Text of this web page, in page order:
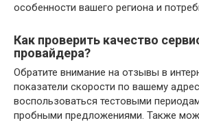
особенности вашего региона и
Как проверить качество
провайдера?
Обратите внимание на отзывы в
показатели скорости по вашему
воспользоваться тестовыми
пробными предложениями. Также